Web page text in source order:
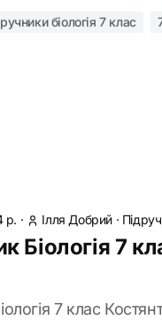
біологія 7 клас
р. · Ілля Добрий·
Біологія 7
7 клас